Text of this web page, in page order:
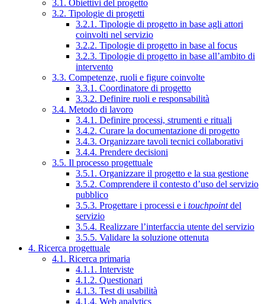
3.1. Obiettivi del progetto
3.2. Tipologie di progetti
3.2.1. Tipologie di progetto in base agli attori
coinvolti nel servizio
3.2.2. Tipologie di progetto in base al focus
3.2.3. Tipologie di progetto in base all’ambito di
intervento
3.3. Competenze, ruoli e figure coinvolte
3.3.1. Coordinatore di progetto
3.3.2. Definire ruoli e responsabilità
3.4. Metodo di lavoro
3.4.1. Definire processi, strumenti e rituali
3.4.2. Curare la documentazione di progetto
3.4.3. Organizzare tavoli tecnici collaborativi
3.4.4. Prendere decisioni
3.5. Il processo progettuale
3.5.1. Organizzare il progetto e la sua gestione
3.5.2. Comprendere il contesto d’uso del servizio
pubblico
3.5.3. Progettare i processi e i touchpointdel
servizio
3.5.4. Realizzare l’interfaccia utente del servizio
3.5.5. Validare la soluzione ottenuta
4. Ricerca progettuale
4.1. Ricerca primaria
4.1.1. Interviste
4.1.2. Questionari
4.1.3. Test di usabilità
4.1.4. Web analytics